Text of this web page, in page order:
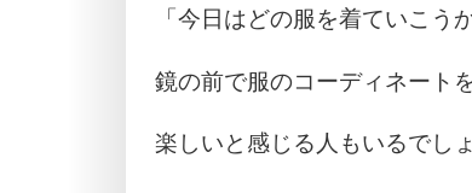
「今日はどの服を着ていこう
鏡の前で服のコーディネート
楽しいと感じる人もいるでし